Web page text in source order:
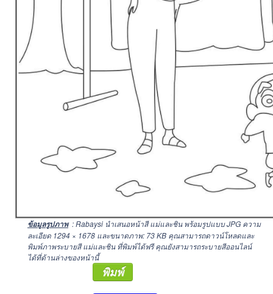
ข้อมูลรูปภาพ : Rabaysi นำเสนอหน้าสี แม่และชิน พร้อมรูปแบบ JPG ความ
ละเอียด 1294 × 1678 และขนาดภาพ: 73 KB คุณสามารถดาวน์โหลดและ
พิมพ์ภาพระบายสี แม่และชิน ที่พิมพ์ได้ฟรี คุณยังสามารถระบายสีออนไลน์
ได้ที่ด้านล่างของหน้านี้
พิมพ์